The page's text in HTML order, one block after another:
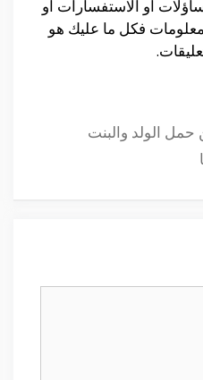
او الاستفسارات او
فكل ما عليك هو
حمل الولد والبنت